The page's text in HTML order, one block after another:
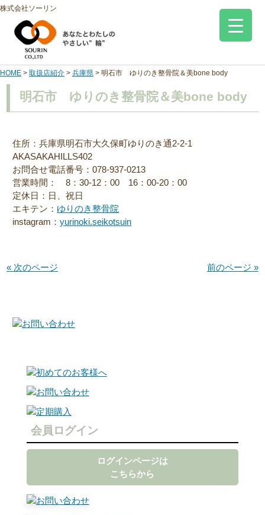
株式会社ソーリン
HOME > 取扱店紹介 > 兵庫県 > 明石市 ゆりのき整骨院＆美bone body
明石市 ゆりのき整骨院＆美bone body
住所：兵庫県明石市大久保町ゆりのき通2-2-1
AKASAKAHILLS402
お問合せ電話番号：078-937-0213
営業時間： 8：30-12：00 16：00-20：00
定休日：日、祝日
エキテン： ゆりのき整骨院
instagram：yurinoki.seikotsuin
« 次のページ 前のページ »
会員ログイン
ログインページは
こちらから